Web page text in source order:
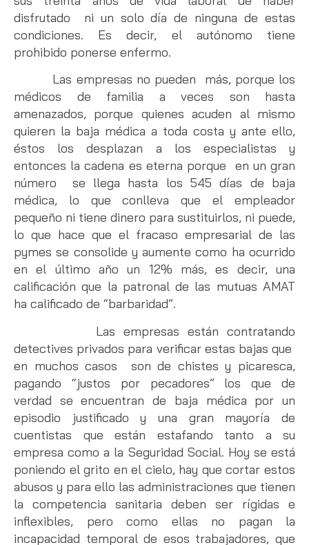
disfrutado ni un solo día de ninguna de estas
condiciones. Es decir, el autónomo tiene
prohibido ponerse enfermo.
Las empresas no pueden más, porque los
médicos de familia a veces son hasta
amenazados, porque quienes acuden al mismo
quieren la baja médica a toda costa y ante ello,
éstos los desplazan a los especialistas y
entonces la cadena es eterna porque en un gran
número se llega hasta los 545 días de baja
médica, lo que conlleva que el empleador
pequeño ni tiene dinero para sustituirlos, ni puede,
lo que hace que el fracaso empresarial de las
pymes se consolide y aumente como ha ocurrido
en el último año un 12% más, es decir, una
calificación que la patronal de las mutuas AMAT
ha calificado de “barbaridad”.
Las empresas están contratando
detectives privados para verificar estas bajas que
en muchos casos son de chistes y picaresca,
pagando “justos por pecadores” los que de
verdad se encuentran de baja médica por un
episodio justificado y una gran mayoría de
cuentistas que están estafando tanto a su
empresa como a la Seguridad Social. Hoy se está
poniendo el grito en el cielo, hay que cortar estos
abusos y para ello las administraciones que tienen
la competencia sanitaria deben ser rígidas e
inflexibles, pero como ellas no pagan la
incapacidad temporal de esos trabajadores, que